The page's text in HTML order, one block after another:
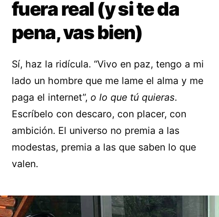
fuera real (y si te da
pena, vas bien)
Sí, haz la ridícula. “Vivo en paz, tengo a mi
lado un hombre que me lame el alma y me
paga el internet”, o lo que tú quieras.
Escríbelo con descaro, con placer, con
ambición. El universo no premia a las
modestas, premia a las que saben lo que
valen.